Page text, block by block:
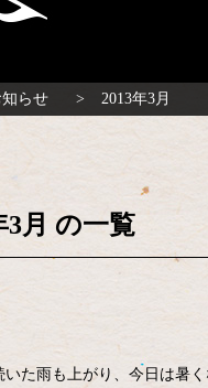
知らせ 2013年3月
3月 の一覧
いた雨も上がり、今日は